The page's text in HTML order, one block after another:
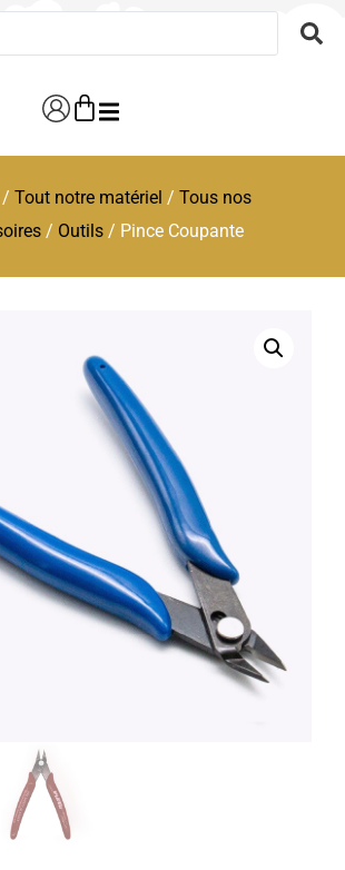
/ Tout notre matériel / Tous nos
/ Outils/ Pince Coupante